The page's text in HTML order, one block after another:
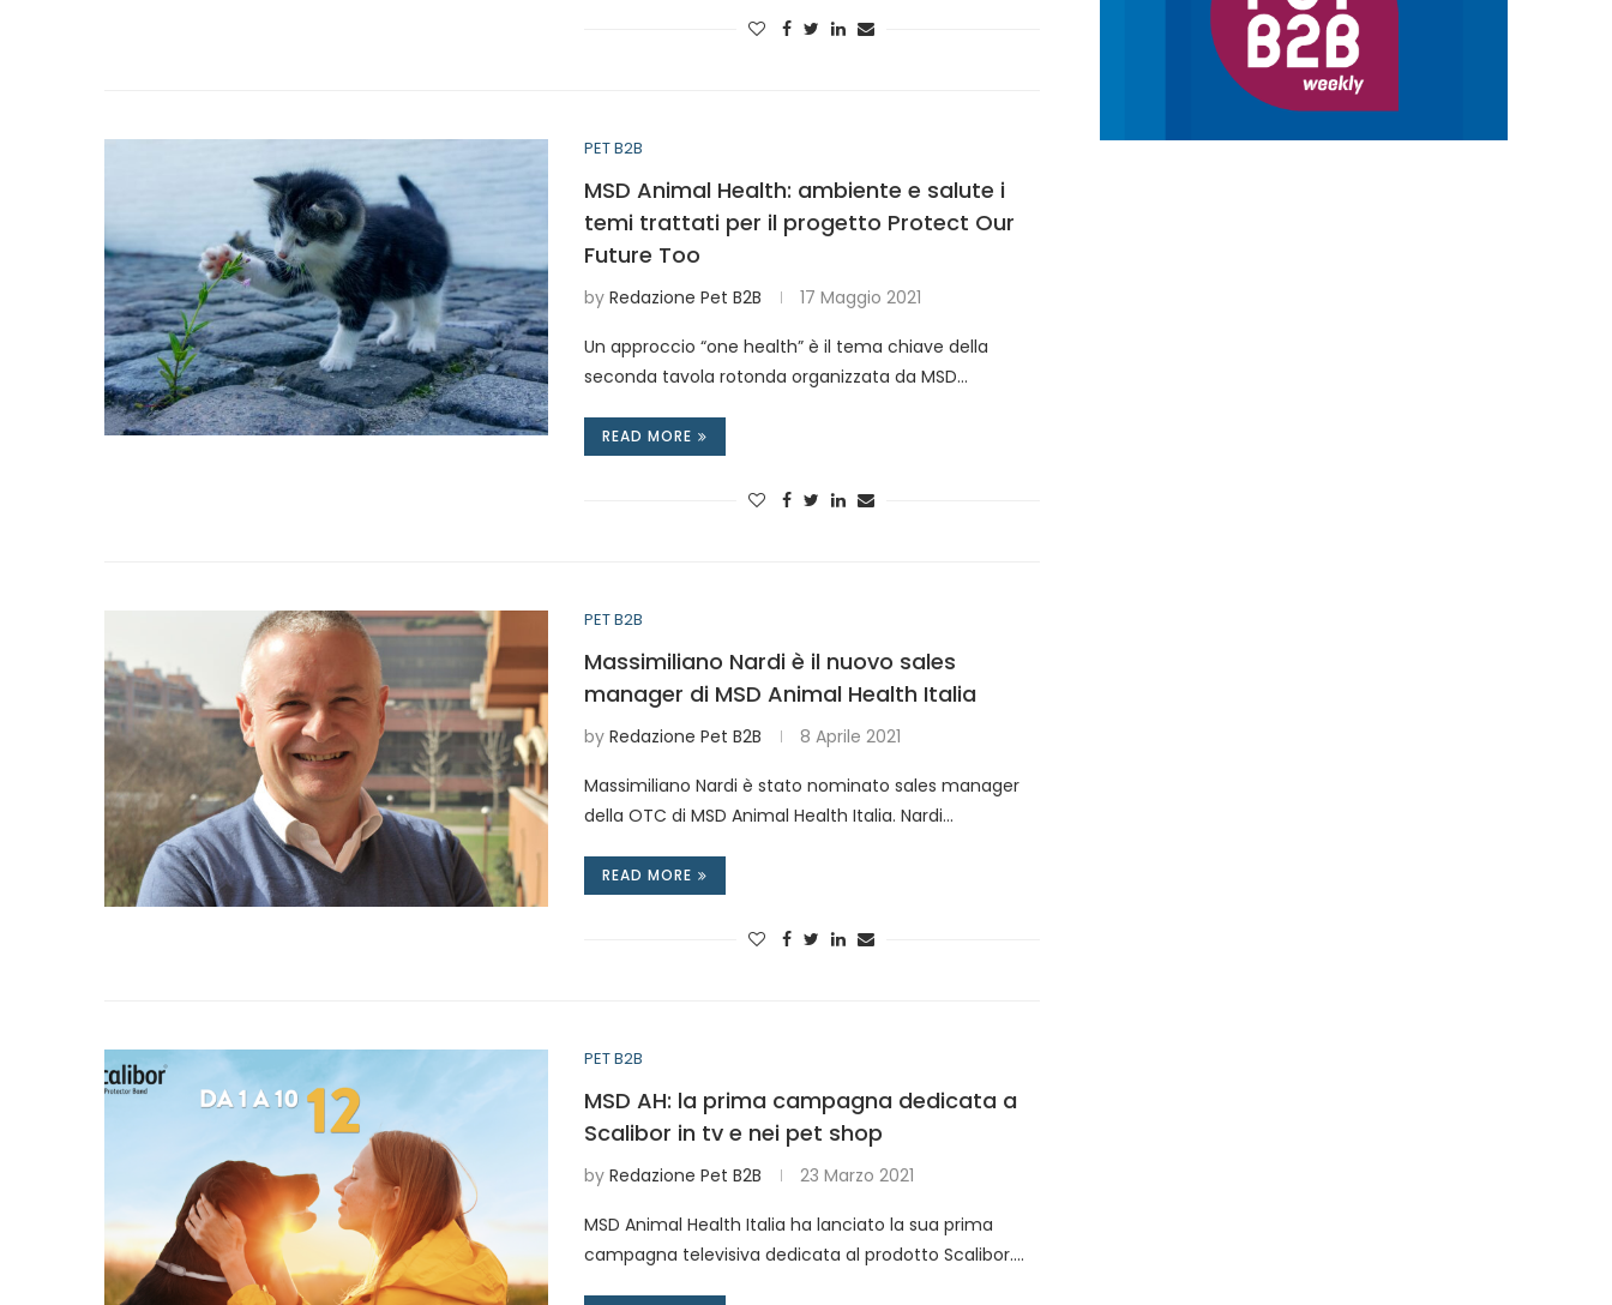
PET B2B
MSD Animal Health: ambiente e salute i
temi trattati per il progetto Protect Our
Future Too
by Redazione Pet B2B 17 Maggio 2021
Un approccio “one health” è il tema chiave della
seconda tavola rotonda organizzata da MSD…
READ MORE
PET B2B
Massimiliano Nardi è il nuovo sales
manager di MSD Animal Health Italia
by Redazione Pet B2B 8 Aprile 2021
Massimiliano Nardi è stato nominato sales manager
della OTC di MSD Animal Health Italia. Nardi…
READ MORE
PET B2B
MSD AH: la prima campagna dedicata a
Scalibor in tv e nei pet shop
by Redazione Pet B2B 23 Marzo 2021
MSD Animal Health Italia ha lanciato la sua prima
campagna televisiva dedicata al prodotto Scalibor.…